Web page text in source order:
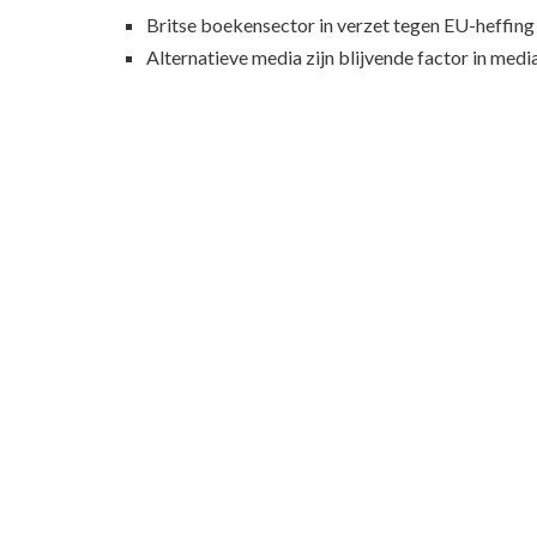
Britse boekensector in verzet tegen EU-heffing
Alternatieve media zijn blijvende factor in